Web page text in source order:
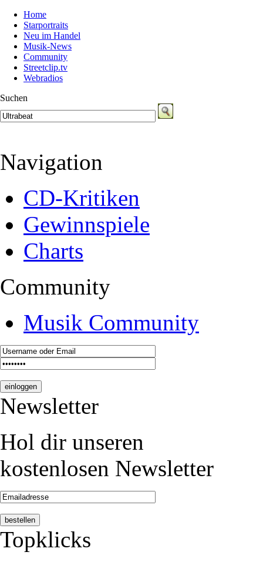
Home
Starportraits
Neu im Handel
Musik-News
Community
Streetclip.tv
Webradios
Suchen
Navigation
CD-Kritiken
Gewinnspiele
Charts
Community
Musik Community
Newsletter
Hol dir unseren
kostenlosen Newsletter
Topklicks